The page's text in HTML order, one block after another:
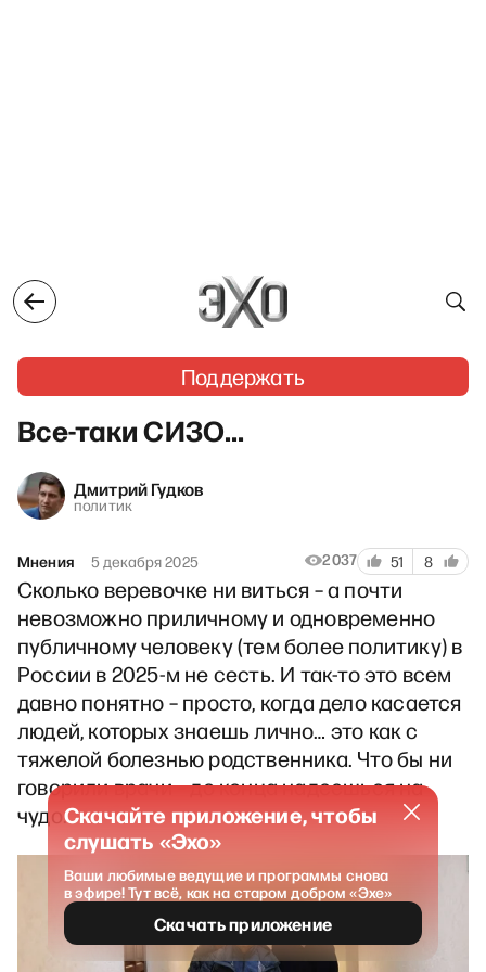
Поддержать
Все-таки СИЗО…
Дмитрий Гудков
политик
Мнения 5 декабря 2025 2037 51 8
Сколько веревочке ни виться – а почти
невозможно приличному и одновременно
публичному человеку (тем более политику) в
России в 2025-м не сесть. И так-то это всем
давно понятно – просто, когда дело касается
людей, которых знаешь лично… это как с
тяжелой болезнью родственника. Что бы ни
говорили врачи – до конца надеешься на
чудо.Скачайте приложение, чтобы
слушать «Эхо»
Ваши любимые ведущие и программы снова
в эфире! Тут всё, как на старом добром «Эхе»
Скачать приложение